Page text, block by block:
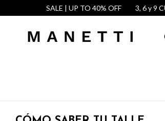
SALE | UP TO 40% OFF 3, 6 y 9